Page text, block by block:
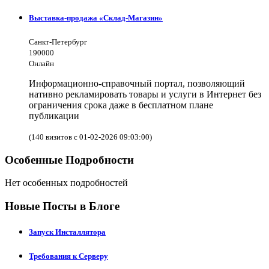
Выставка-продажа «Склад-Магазин»
Санкт-Петербург
190000
Онлайн
Информационно-справочный портал, позволяющий
нативно рекламировать товары и услуги в Интернет без
ограничения срока даже в бесплатном плане
публикации
(140 визитов с 01-02-2026 09:03:00)
Особенные Подробности
Нет особенных подробностей
Новые Посты в Блоге
Запуск Инсталлятора
Требования к Серверу